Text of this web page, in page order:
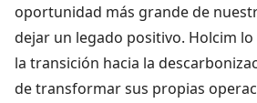
oportunidad más grande de
dejar un legado positivo. Holcim
la transición hacia la
de transformar sus propias